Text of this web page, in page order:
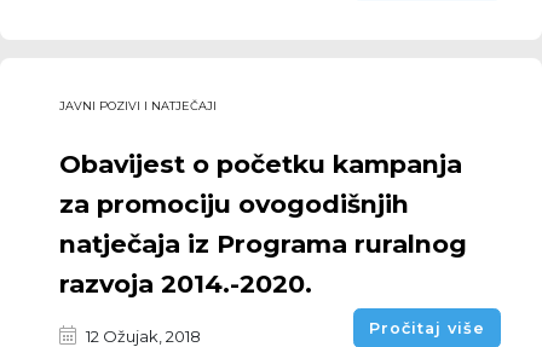
JAVNI POZIVI I NATJEČAJI
Obavijest o početku kampanja
za promociju ovogodišnjih
natječaja iz Programa ruralnog
razvoja 2014.-2020.
12 Ožujak, 2018 Pročitaj više